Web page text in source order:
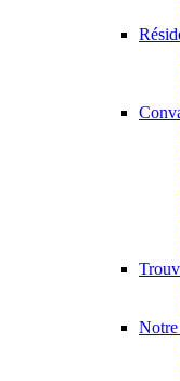
Notre